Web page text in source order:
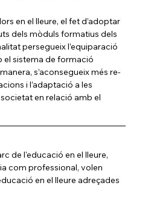
en el lleure, el fet d’adoptar
dels mòduls formatius dels
persegueix l’equiparació
el sistema de formació
s’aconsegueix més re-
i l’adaptació a les
en relació amb el
de l'educació en el lleure,
com professional, volen
en el lleure adreçades